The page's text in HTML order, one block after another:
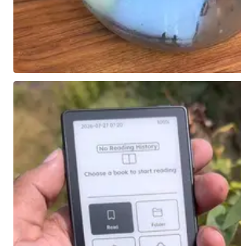
تزيد من استنزاف القدرة على
الحرارة في الأسلحة.”
تُعتبر Intense Heat تحديًا بيئيًا ليس قاتلًا بذاته ولكنه يسبب
على التحمل:
المرتفعة إلى استنزاف القدرة على
أسرع، مما يعني أنك لن تتمكن من
طويلة كما تفعل عادة.